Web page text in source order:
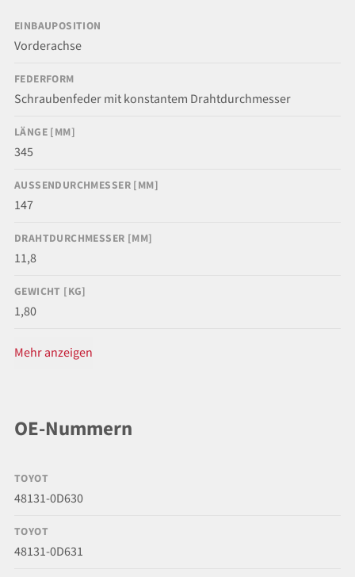
EINBAUPOSITION
Vorderachse
FEDERFORM
Schraubenfeder mit konstantem Drahtdurchmesser
LÄNGE [MM]
345
AUSSENDURCHMESSER [MM]
147
DRAHTDURCHMESSER [MM]
11,8
GEWICHT [KG]
1,80
Mehr anzeigen
OE-Nummern
TOYOT
48131-0D630
TOYOT
48131-0D631